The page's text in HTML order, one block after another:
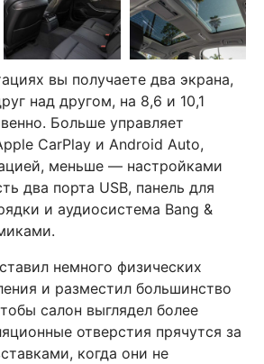
вы получаете два экрана,
над другом, на 8,6 и 10,1
Больше управляет
CarPlay и Android Auto,
меньше — настройками
два порта USB, панель для
и аудиосистема Bang &
немного физических
и разместил большинство
салон выглядел более
отверстия прячутся за
когда они не